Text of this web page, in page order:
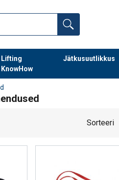
Lifting
KnowHow
Jätkusuutlikkus
Sorteeri